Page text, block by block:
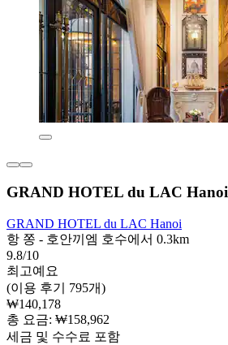
GRAND HOTEL du LAC Hanoi
GRAND HOTEL du LAC Hanoi
항 쫑 - 호안끼엠 호수에서 0.3km
9.8/10
최고예요
(이용 후기 795개)
₩140,178
총 요금: ₩158,962
세금 및 수수료 포함